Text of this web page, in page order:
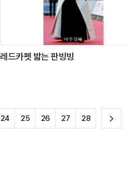
레드카펫 밟는 판빙빙
24 25 26 27 28 다